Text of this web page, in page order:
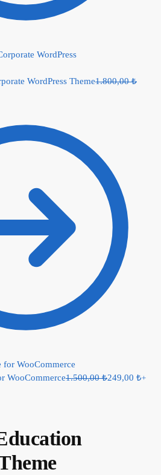
WordPress Theme1.800,00₺
WooCommerce1.500,00₺249,00 ₺+